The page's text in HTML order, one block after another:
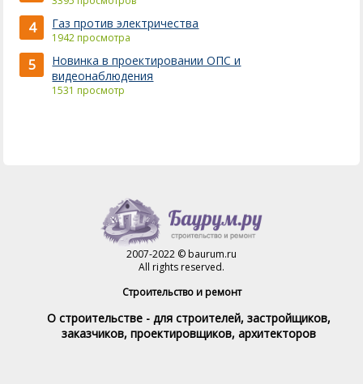
4 Газ против электричества
1942 просмотра
5
Новинка в проектировании ОПС и
видеонаблюдения
1531 просмотр
2007-2022 © baurum.ru
All rights reserved.
Строительство и ремонт
О строительстве - для строителей, застройщиков,
заказчиков, проектировщиков, архитекторов